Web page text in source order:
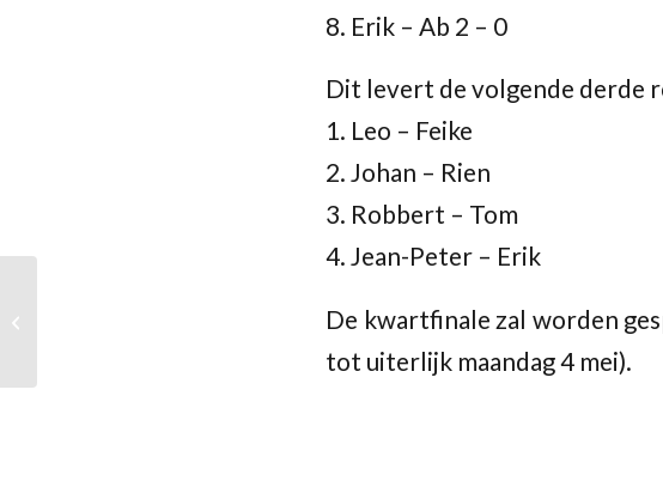
8. Erik – Ab 2 – 0
Dit levert de volgende derde
1. Leo – Feike
2. Johan – Rien
3. Robbert – Tom
4. Jean-Peter – Erik
De kwartfinale zal worden
tot uiterlijk maandag 4 mei).